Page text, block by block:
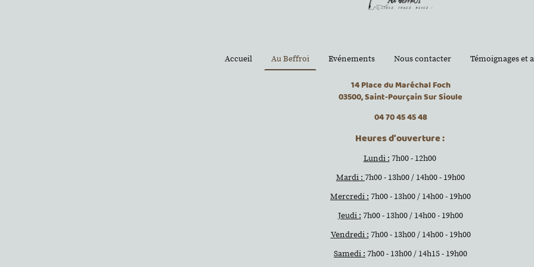
Accueil Au Beffroi Evénements Nous contacter Témoignages et
14 Place du Maréchal Foch
03500, Saint-Pourçain Sur Sioule
04 70 45 45 48
Heures d'ouverture :
Lundi : 7h00 - 12h00
Mardi : 7h00 - 13h00 / 14h00 - 19h00
Mercredi : 7h00 - 13h00 / 14h00 - 19h00
Jeudi : 7h00 - 13h00 / 14h00 - 19h00
Vendredi : 7h00 - 13h00 / 14h00 - 19h00
Samedi : 7h00 - 13h00 / 14h15 - 19h00